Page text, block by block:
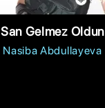
San Gelmez Oldun
Nasiba Abdullayeva